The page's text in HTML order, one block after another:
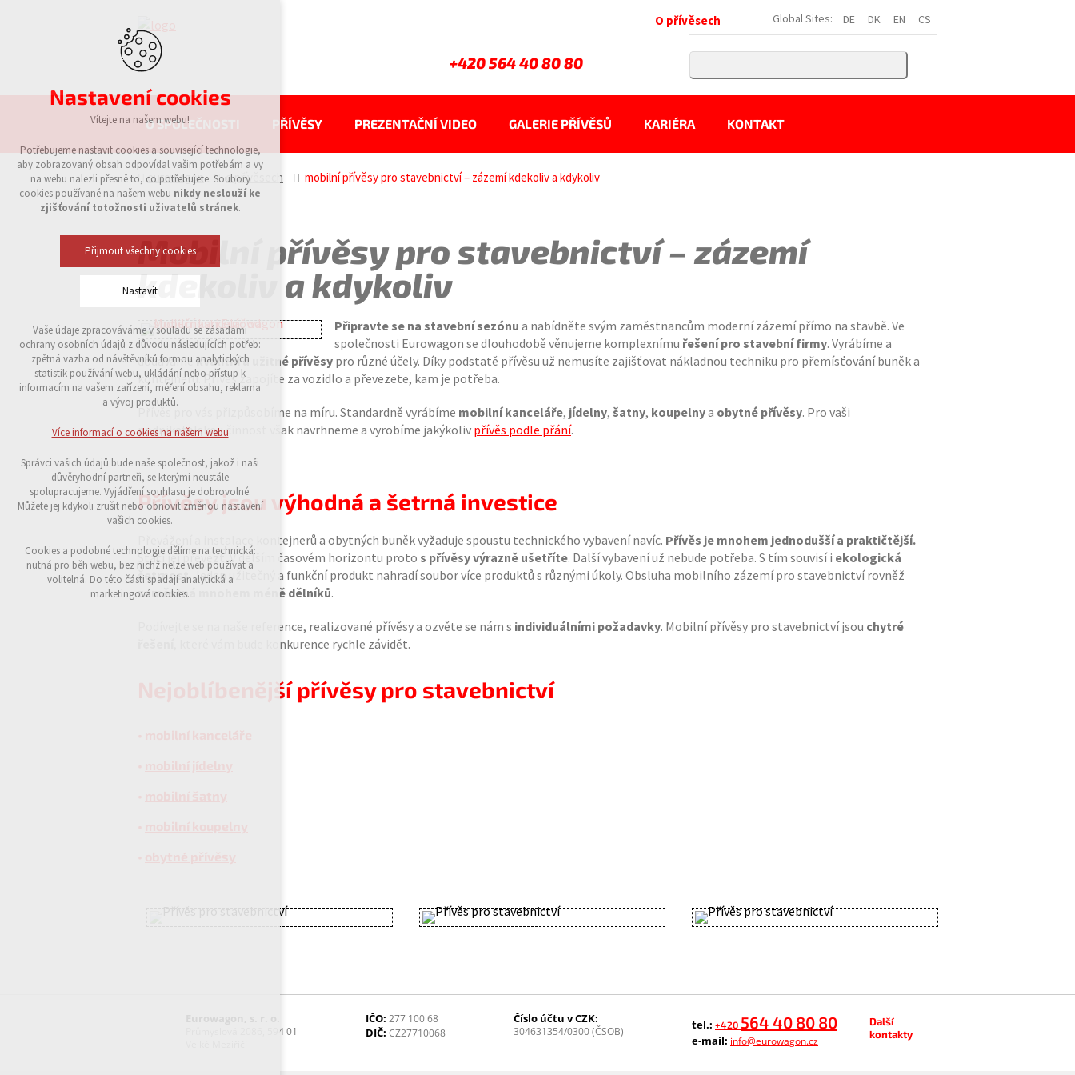
DE DK EN CS
Global Sites:
O přívěsech
+420 564 40 80 80
O SPOLEČNOSTI PŘÍVĚSY PREZENTAČNÍ VIDEO GALERIE PŘÍVĚSŮ KARIÉRA KONTAKT
eurowagon o přívěsech mobilní přívěsy pro stavebnictví – zázemí kdekoliv a kdykoliv
Mobilní přívěsy pro stavebnictví – zázemí
kdekoliv a kdykoliv
Připravte se na stavební sezónu a nabídněte svým zaměstnancům moderní zázemí přímo na stavbě. Ve
společnosti Eurowagon se dlouhodobě věnujeme komplexnímu řešení pro stavební firmy. Vyrábíme a
dodáváme kvalitní a užitné přívěsy pro různé účely. Díky podstatě přívěsu už nemusíte zajišťovat nákladnou techniku pro přemísťování buněk a
kontejnerů. Přívěs zapojíte za vozidlo a převezete, kam je potřeba.
Přívěs pro vás přizpůsobíme na míru. Standardně vyrábíme mobilní kanceláře, jídelny, šatny, koupelnya obytné přívěsy. Pro vaši
podnikatelskou činnost však navrhneme a vyrobíme jakýkoliv přívěs podle přání.
Přívěsy jsou výhodná a šetrná investice
Převážení a instalace kontejnerů a obytných buněk vyžaduje spoustu technického vybavení navíc. Přívěs je mnohem jednodušší a praktičtější.
Stačí jej převézt. V delším časovém horizontu proto s přívěsy výrazně ušetříte. Další vybavení už nebude potřeba. S tím souvisí i ekologická
šetrnost. Jeden užitečný a funkční produkt nahradí soubor více produktů s různými úkoly. Obsluha mobilního zázemí pro stavebnictví rovněž
zaměstná mnohem méně dělníků.
Podívejte se na naše reference, realizované přívěsy a ozvěte se nám s individuálními požadavky. Mobilní přívěsy pro stavebnictví jsou chytré
, které vám bude konkurence rychle závidět.
Nejoblíbenější přívěsy pro stavebnictví
Průmyslová 2086, 594 01
IČO: 277 100 68
DIČ: CZ27710068
Číslo účtu v CZK:
304631354/0300 (ČSOB) tel.: +420 564 40 80 80
e-mail: info@eurowagon.cz
Další
kontakty
Nastavení cookies
Vítejte na našem webu!
Potřebujeme nastavit cookies a související technologie,
aby zobrazovaný obsah odpovídal vašim potřebám a vy
na webu nalezli přesně to, co potřebujete. Soubory
cookies používané na našem webu nikdy neslouží ke
zjišťování totožnosti uživatelů stránek.
Přijmout všechny cookies
Nastavit
Technická cookies
nutná pro provozování webu
udržení kontextu stránek (session): případná
přihlášení, volby jazyka, apod.
analytická pro anonymizované vyhodnocení
návštěvnosti
marketingová cookies (Google)
Více informací o cookies na našem webu
Odmítnout vše
Vaše údaje zpracováváme v souladu se zásadami
ochrany osobních údajů z důvodu následujících potřeb:
zpětná vazba od návštěvníků formou analytických
statistik používání webu, ukládání nebo přístup k
informacím na vašem zařízení, měření obsahu, reklama
a vývoj produktů.
Více informací o cookies na našem webu
Správci vašich údajů bude naše společnost, jakož i naši
důvěryhodní partneři, se kterými neustále
spolupracujeme. Vyjádření souhlasu je dobrovolné.
Můžete jej kdykoli zrušit nebo obnovit změnou nastavení
vašich cookies.
Cookies a podobné technologie dělíme na technická:
nutná pro běh webu, bez nichž nelze web používat a
volitelná. Do této části spadají analytická a
marketingová cookies.